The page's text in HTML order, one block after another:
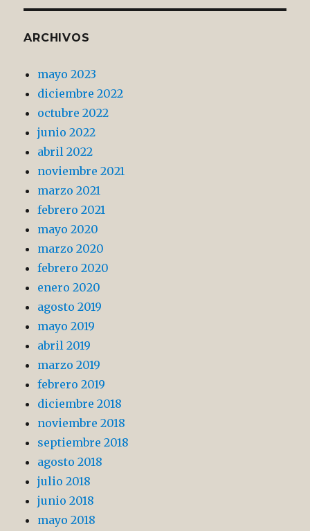
ARCHIVOS
mayo 2023
diciembre 2022
octubre 2022
junio 2022
abril 2022
noviembre 2021
marzo 2021
febrero 2021
mayo 2020
marzo 2020
febrero 2020
enero 2020
agosto 2019
mayo 2019
abril 2019
marzo 2019
febrero 2019
diciembre 2018
noviembre 2018
septiembre 2018
agosto 2018
julio 2018
junio 2018
mayo 2018